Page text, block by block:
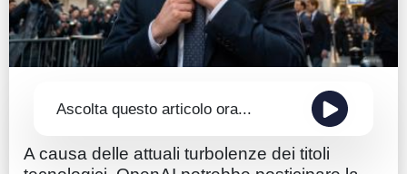
Ascolta questo articolo ora...
A causa delle attuali turbolenze dei titoli